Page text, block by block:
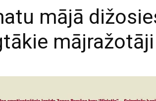
mājā
mājražotāji